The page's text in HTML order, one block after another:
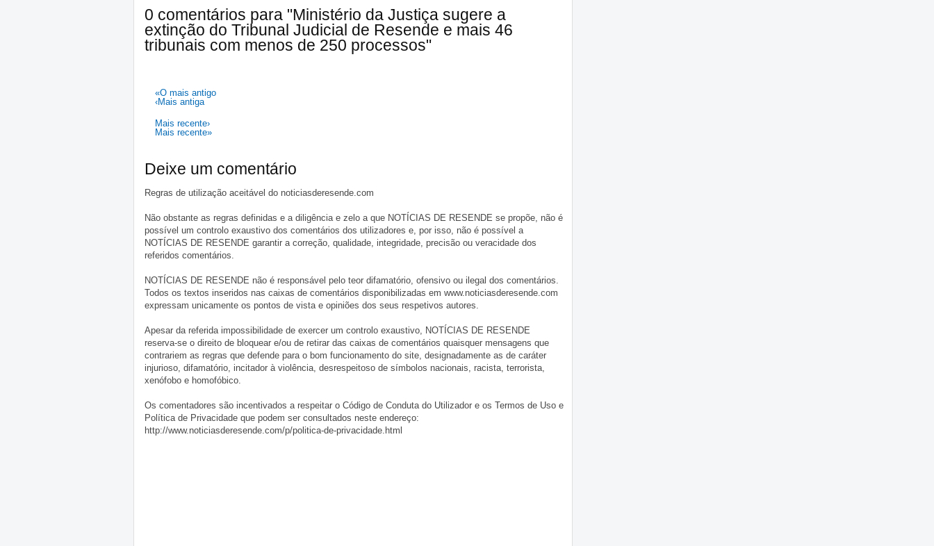
0 comentários para "Ministério da Justiça sugere a
extinção do Tribunal Judicial de Resende e mais 46
tribunais com menos de 250 processos"
«O mais antigo
‹Mais antiga
Mais recente›
Mais recente»
Deixe um comentário
Regras de utilização aceitável do noticiasderesende.com
Não obstante as regras definidas e a diligência e zelo a que NOTÍCIAS DE RESENDE se propõe, não é
possível um controlo exaustivo dos comentários dos utilizadores e, por isso, não é possível a
NOTÍCIAS DE RESENDE garantir a correção, qualidade, integridade, precisão ou veracidade dos
referidos comentários.
NOTÍCIAS DE RESENDE não é responsável pelo teor difamatório, ofensivo ou ilegal dos comentários.
Todos os textos inseridos nas caixas de comentários disponibilizadas em www.noticiasderesende.com
expressam unicamente os pontos de vista e opiniões dos seus respetivos autores.
Apesar da referida impossibilidade de exercer um controlo exaustivo, NOTÍCIAS DE RESENDE
reserva-se o direito de bloquear e/ou de retirar das caixas de comentários quaisquer mensagens que
contrariem as regras que defende para o bom funcionamento do site, designadamente as de caráter
injurioso, difamatório, incitador à violência, desrespeitoso de símbolos nacionais, racista, terrorista,
xenófobo e homofóbico.
Os comentadores são incentivados a respeitar o Código de Conduta do Utilizador e os Termos de Uso e
Política de Privacidade que podem ser consultados neste endereço:
http://www.noticiasderesende.com/p/politica-de-privacidade.html